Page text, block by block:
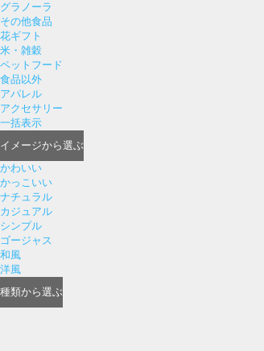
グラノーラ
その他食品
花ギフト
米・雑穀
ペットフード
食品以外
アパレル
アクセサリー
一括表示
イメージから選ぶ
かわいい
かっこいい
ナチュラル
カジュアル
シンプル
ゴージャス
和風
洋風
種類から選ぶ